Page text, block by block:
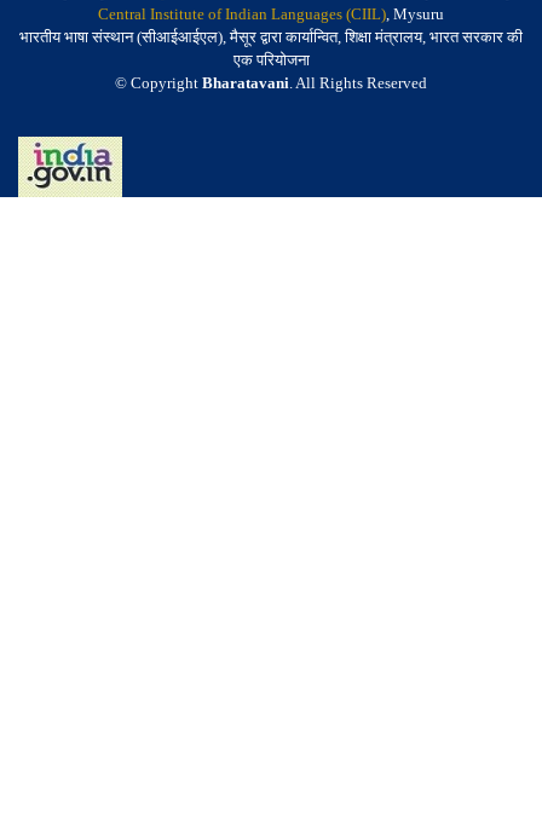
Central Institute of Indian Languages (CIIL), Mysuru
भारतीय भाषा संस्थान (सीआईआईएल), मैसूर द्वारा कार्यान्वित, शिक्षा मंत्रालय, भारत सरकार की
एक परियोजना
© Copyright Bharatavani. All Rights Reserved